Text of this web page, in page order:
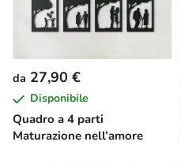
Quadro a 4 parti
Maturazione nell’amore
da 27,90 €
Disponibile